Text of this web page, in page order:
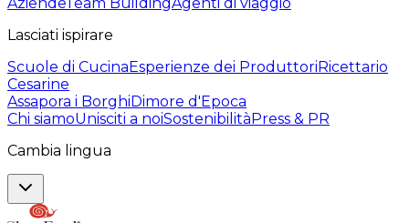
Lasciati ispirare
Scuole di CucinaEsperienze dei ProduttoriRicettario
Cesarine
Assapora i BorghiDimore d'Epoca
Chi siamoUnisciti a noiSostenibilitàPress & PR
Cambia lingua